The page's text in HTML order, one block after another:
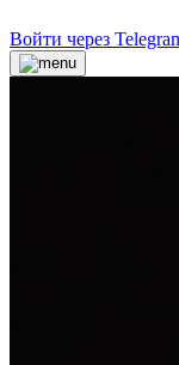
Войти через